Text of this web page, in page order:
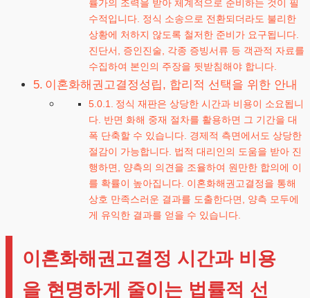
률가의 조력을 받아 체계적으로 준비하는 것이 필
수적입니다. 정식 소송으로 전환되더라도 불리한
상황에 처하지 않도록 철저한 준비가 요구됩니다.
진단서, 증인진술, 각종 증빙서류 등 객관적 자료를
수집하여 본인의 주장을 뒷받침해야 합니다.
이혼화해권고결정성립, 합리적 선택을 위한 안내
정식 재판은 상당한 시간과 비용이 소요됩니
다. 반면 화해 중재 절차를 활용하면 그 기간을 대
폭 단축할 수 있습니다. 경제적 측면에서도 상당한
절감이 가능합니다. 법적 대리인의 도움을 받아 진
행하면, 양측의 의견을 조율하여 원만한 합의에 이
를 확률이 높아집니다. 이혼화해권고결정을 통해
상호 만족스러운 결과를 도출한다면, 양측 모두에
게 유익한 결과를 얻을 수 있습니다.
이혼화해권고결정 시간과 비용
을 현명하게 줄이는 법률적 선